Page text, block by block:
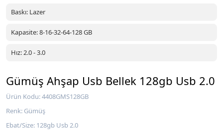
Baskı: Lazer
Kapasite: 8-16-32-64-128 GB
Hız: 2.0 - 3.0
Gümüş Ahşap Usb Bellek 128gb Usb 2.0
Ürün Kodu: 4408GMS128GB
Renk: Gümüş
Ebat/Size: 128gb Usb 2.0